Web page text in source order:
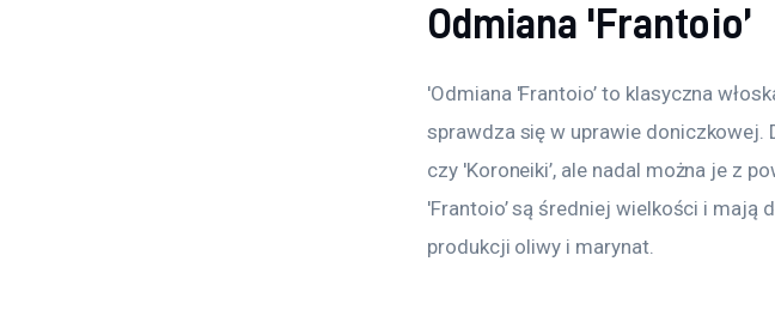
Odmiana 'Frantoio’
'Odmiana 'Frantoio’ to klasyczna
sprawdza się w uprawie doniczkowej.
czy 'Koroneiki’, ale nadal można je z
'Frantoio’ są średniej wielkości i mają
produkcji oliwy i marynat.